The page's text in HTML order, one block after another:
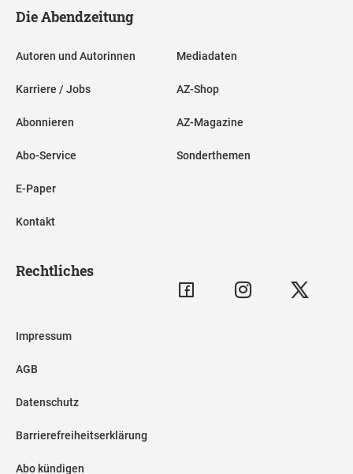
Die Abendzeitung
Autoren und Autorinnen
Karriere / Jobs
Abonnieren
Abo-Service
E-Paper
Kontakt
Mediadaten
AZ-Shop
AZ-Magazine
Sonderthemen
Rechtliches
Impressum
AGB
Datenschutz
Barrierefreiheitserklärung
Abo kündigen